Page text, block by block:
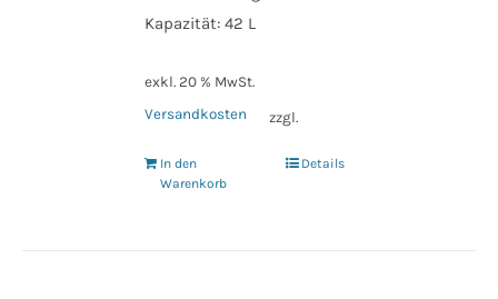
Kapazität: 42 L
exkl. 20 % MwSt.
zzgl.
Versandkosten
In den
Warenkorb
Details